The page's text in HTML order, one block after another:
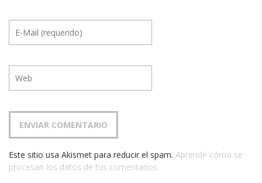
Este sitio usa Akismet para reducir el spam. Aprende cómo se
procesan los datos de tus comentarios.